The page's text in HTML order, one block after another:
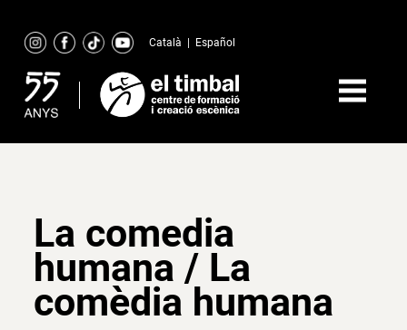
content
Català Español
La comedia
humana / La
comèdia humana